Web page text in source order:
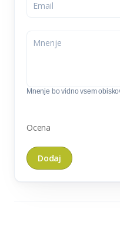
Mnenje bo vidno vsem
Ocena